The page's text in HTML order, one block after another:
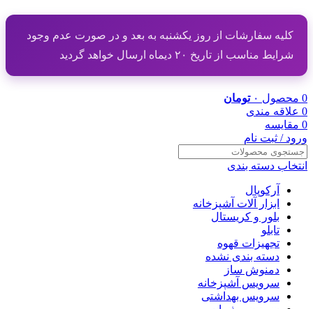
کلیه سفارشات از روز یکشنبه به بعد و در صورت عدم وجود
شرایط مناسب از تاریخ ۲۰ دیماه ارسال خواهد گردید
0 محصول ۰ تومان
0 علاقه مندی
0 مقایسه
ورود / ثبت نام
انتخاب دسته بندی
آرکوپال
ابزار آلات آشپزخانه
بلور و کریستال
تابلو
تجهیزات قهوه
دسته بندی نشده
دمنوش ساز
سرویس آشپزخانه
سرویس بهداشتی